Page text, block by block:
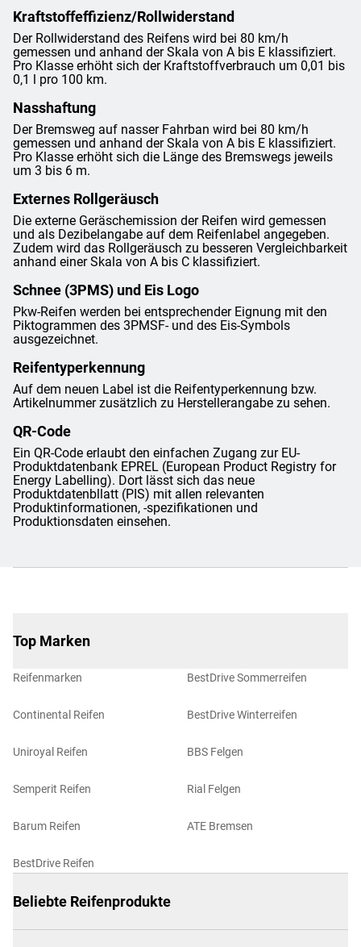
Kraftstoffeffizienz/Rollwiderstand
Der Rollwiderstand des Reifens wird bei 80 km/h
gemessen und anhand der Skala von A bis E klassifiziert.
Pro Klasse erhöht sich der Kraftstoffverbrauch um 0,01 bis
0,1 l pro 100 km.
Nasshaftung
Der Bremsweg auf nasser Fahrban wird bei 80 km/h
gemessen und anhand der Skala von A bis E klassifiziert.
Pro Klasse erhöht sich die Länge des Bremswegs jeweils
um 3 bis 6 m.
Externes Rollgeräusch
Die externe Geräschemission der Reifen wird gemessen
und als Dezibelangabe auf dem Reifenlabel angegeben.
Zudem wird das Rollgeräusch zu besseren Vergleichbarkeit
anhand einer Skala von A bis C klassifiziert.
Schnee (3PMS) und Eis Logo
Pkw-Reifen werden bei entsprechender Eignung mit den
Piktogrammen des 3PMSF- und des Eis-Symbols
ausgezeichnet.
Reifentyperkennung
Auf dem neuen Label ist die Reifentyperkennung bzw.
Artikelnummer zusätzlich zu Herstellerangabe zu sehen.
QR-Code
Ein QR-Code erlaubt den einfachen Zugang zur EU-
Produktdatenbank EPREL (European Product Registry for
Energy Labelling). Dort lässt sich das neue
Produktdatenbllatt (PIS) mit allen relevanten
Produktinformationen, -spezifikationen und
Produktionsdaten einsehen.
Top Marken
Reifenmarken
Continental Reifen
Uniroyal Reifen
Semperit Reifen
Barum Reifen
BestDrive Reifen
BestDrive Sommerreifen
BestDrive Winterreifen
BBS Felgen
Rial Felgen
ATE Bremsen
Beliebte Reifenprodukte